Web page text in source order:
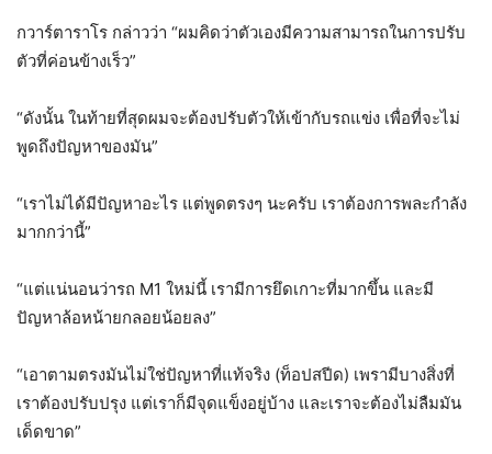
กวาร์ตาราโร กล่าวว่า “ผมคิดว่าตัวเองมีความสามารถในการปรับ
ตัวที่ค่อนข้างเร็ว”
“ดังนั้น ในท้ายที่สุดผมจะต้องปรับตัวให้เข้ากับรถแข่ง เพื่อที่จะไม่
พูดถึงปัญหาของมัน”
“เราไม่ได้มีปัญหาอะไร แต่พูดตรงๆ นะครับ เราต้องการพละกำลัง
มากกว่านี้”
“แต่แน่นอนว่ารถ M1 ใหม่นี้ เรามีการยึดเกาะที่มากขึ้น และมี
ปัญหาล้อหน้ายกลอยน้อยลง”
“เอาตามตรงมันไม่ใช่ปัญหาที่แท้จริง (ท็อปสปีด) เพรามีบางสิ่งที่
เราต้องปรับปรุง แต่เราก็มีจุดแข็งอยู่บ้าง และเราจะต้องไม่ลืมมัน
เด็ดขาด”